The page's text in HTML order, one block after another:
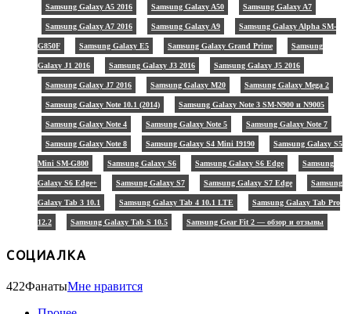
Samsung Galaxy A5 2016 Samsung Galaxy A50 Samsung Galaxy A7
Samsung Galaxy A7 2016 Samsung Galaxy A9 Samsung Galaxy Alpha SM-
G850F Samsung Galaxy E5 Samsung Galaxy Grand Prime Samsung
Galaxy J1 2016 Samsung Galaxy J3 2016 Samsung Galaxy J5 2016
Samsung Galaxy J7 2016 Samsung Galaxy M20 Samsung Galaxy Mega 2
Samsung Galaxy Note 10.1 (2014) Samsung Galaxy Note 3 SM-N900 и N9005
Samsung Galaxy Note 4 Samsung Galaxy Note 5 Samsung Galaxy Note 7
Samsung Galaxy Note 8 Samsung Galaxy S4 Mini I9190 Samsung Galaxy S5
Mini SM-G800 Samsung Galaxy S6 Samsung Galaxy S6 Edge Samsung
Galaxy S6 Edge+ Samsung Galaxy S7 Samsung Galaxy S7 Edge Samsung
Galaxy Tab 3 10.1 Samsung Galaxy Tab 4 10.1 LTE Samsung Galaxy Tab Pro
12.2 Samsung Galaxy Tab S 10.5 Samsung Gear Fit 2 — обзор и отзывы
СОЦИАЛКА
422ФанатыМне нравится